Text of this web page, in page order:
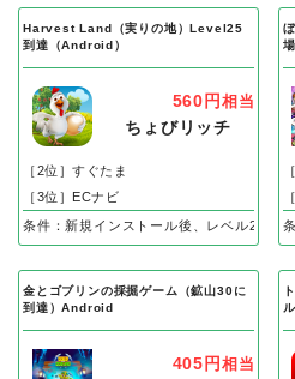
Harvest Land（実りの地）Level25
到達（Android）
560円 相当
ちょびリッチ
［2位］すぐたま
［3位］ECナビ
条件：新規インストール後、レベル25到
金とゴブリンの採掘ゲーム（鉱山30に
到達）Android
405円 相当